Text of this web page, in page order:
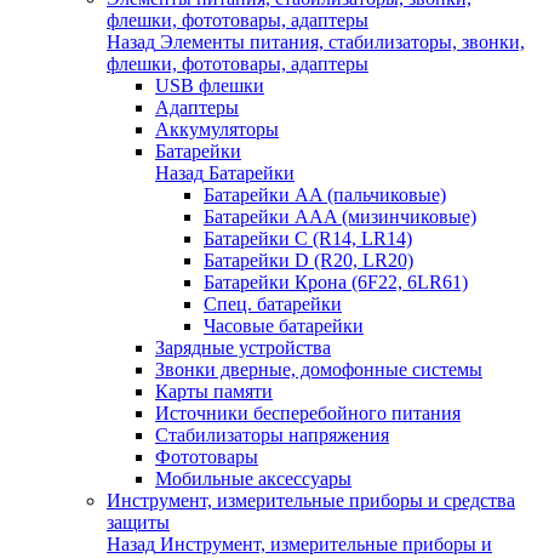
флешки, фототовары, адаптеры
Назад Элементы питания, стабилизаторы, звонки,
флешки, фототовары, адаптеры
USB флешки
Адаптеры
Аккумуляторы
Батарейки
Назад Батарейки
Батарейки AA (пальчиковые)
Батарейки AAA (мизинчиковые)
Батарейки C (R14, LR14)
Батарейки D (R20, LR20)
Батарейки Крона (6F22, 6LR61)
Спец. батарейки
Часовые батарейки
Зарядные устройства
Звонки дверные, домофонные системы
Карты памяти
Источники бесперебойного питания
Стабилизаторы напряжения
Фототовары
Мобильные аксессуары
Инструмент, измерительные приборы и средства
защиты
Назад Инструмент, измерительные приборы и